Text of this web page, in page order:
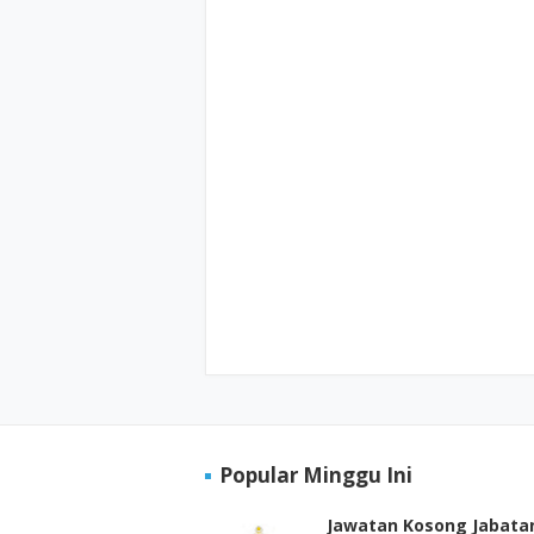
Popular Minggu Ini
Jawatan Kosong